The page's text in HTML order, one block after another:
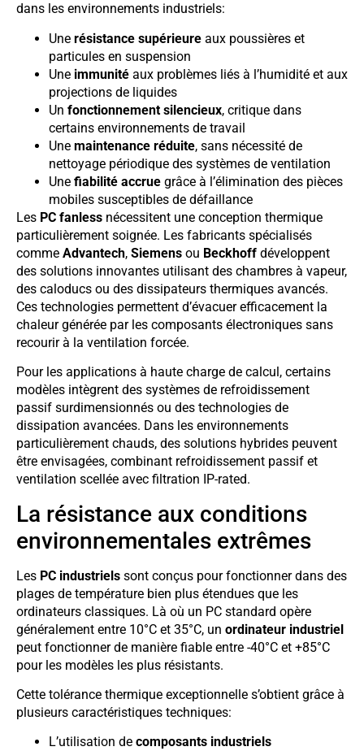
dans les environnements industriels:
Une résistance supérieure aux poussières et
particules en suspension
Une immunité aux problèmes liés à l’humidité et aux
projections de liquides
Un fonctionnement silencieux, critique dans
certains environnements de travail
Une maintenance réduite, sans nécessité de
nettoyage périodique des systèmes de ventilation
Une fiabilité accrue grâce à l’élimination des pièces
mobiles susceptibles de défaillance
Les PC fanless nécessitent une conception thermique
particulièrement soignée. Les fabricants spécialisés
comme Advantech, Siemens ou Beckhoff développent
des solutions innovantes utilisant des chambres à vapeur,
des caloducs ou des dissipateurs thermiques avancés.
Ces technologies permettent d’évacuer efficacement la
chaleur générée par les composants électroniques sans
recourir à la ventilation forcée.
Pour les applications à haute charge de calcul, certains
modèles intègrent des systèmes de refroidissement
passif surdimensionnés ou des technologies de
dissipation avancées. Dans les environnements
particulièrement chauds, des solutions hybrides peuvent
être envisagées, combinant refroidissement passif et
ventilation scellée avec filtration IP-rated.
La résistance aux conditions
environnementales extrêmes
Les PC industriels sont conçus pour fonctionner dans des
plages de température bien plus étendues que les
ordinateurs classiques. Là où un PC standard opère
généralement entre 10°C et 35°C, un ordinateur industriel
peut fonctionner de manière fiable entre -40°C et +85°C
pour les modèles les plus résistants.
Cette tolérance thermique exceptionnelle s’obtient grâce à
plusieurs caractéristiques techniques:
L’utilisation de composants industriels